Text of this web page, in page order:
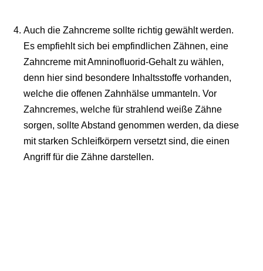
Auch die Zahncreme sollte richtig gewählt werden.
Es empfiehlt sich bei empfindlichen Zähnen, eine
Zahncreme mit Amninofluorid-Gehalt zu wählen,
denn hier sind besondere Inhaltsstoffe vorhanden,
welche die offenen Zahnhälse ummanteln. Vor
Zahncremes, welche für strahlend weiße Zähne
sorgen, sollte Abstand genommen werden, da diese
mit starken Schleifkörpern versetzt sind, die einen
Angriff für die Zähne darstellen.